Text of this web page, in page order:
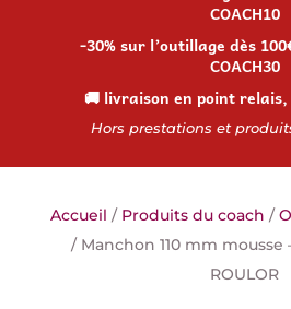
COACH10
-30% sur l’outillage dès
COACH30
🚚 livraison en point
Hors prestations et
Accueil / Produits du coach /
/ Manchon 110 mm mousse
ROULOR